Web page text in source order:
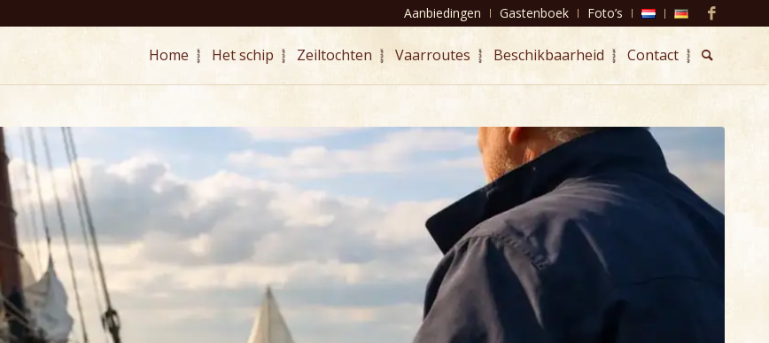
Aanbiedingen Gastenboek Foto’s
Home Het schip Zeiltochten Vaarroutes Beschikbaarheid Contact